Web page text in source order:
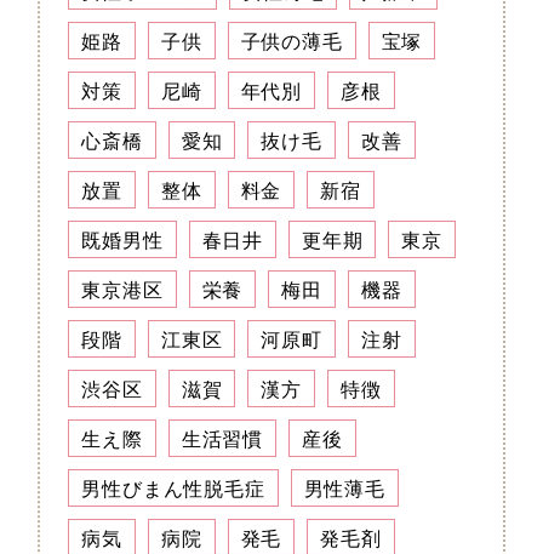
姫路
子供 子供の薄毛
宝塚
対策
尼崎 年代別
彦根
心斎橋
愛知 抜け毛
改善
放置
整体 料金
新宿
既婚男性
春日井 更年期
東京
東京港区
栄養 梅田
機器
段階
江東区 河原町
注射
渋谷区
滋賀 漢方
特徴
生え際
生活習慣
産後
男性びまん性脱毛症
男性薄毛
病気
病院 発毛
発毛剤